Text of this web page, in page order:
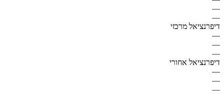
—
—
דיפרנציאל מרכזי
—
—
—
דיפרנציאל אחורי
—
—
—